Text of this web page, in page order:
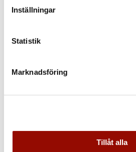
Inställningar
Statistik
Marknadsföring
Tillåt alla